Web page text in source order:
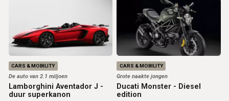
CARS & MOBILITY
De auto van 2.1 miljoen
Lamborghini Aventador J -
duur superkanon
CARS & MOBILITY
Grote naakte jongen
Ducati Monster - Diesel
edition